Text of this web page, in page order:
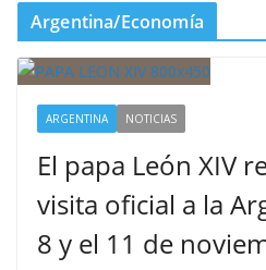
Argentina/Economía
ARGENTINA NOTICIAS
El papa León XIV
visita oficial a la
8 y el 11 de